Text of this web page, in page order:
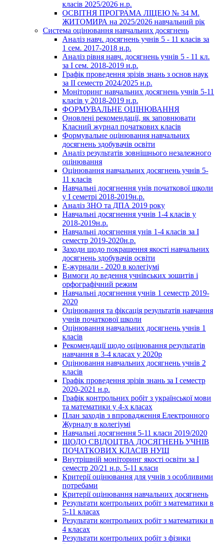
класів 2025/2026 н.р.
ОСВІТНЯ ПРОГРАМА ЛІЦЕЮ № 34 М.
ЖИТОМИРА на 2025/2026 навчальний рік
Система оцінювання навчальних досягнень
Аналіз навч. досягнень учнів 5 - 11 класів за
1 сем. 2017-2018 н.р.
Аналіз рівня навч. досягнень учнів 5 - 11 кл.
за І сем. 2018-2019 н.р.
Графік проведення зрізів знань з основ наук
за ІІ семестр 2024/2025 н.р.
Моніторинг навчальних досягнень учнів 5-11
класів у 2018-2019 н.р.
ФОРМУВАЛЬНЕ ОЦІНЮВАННЯ
Оновлені рекомендації, як заповнювати
Класний журнал початкових класів
Формувальне оцінювання навчальних
досягнень здобувачів освіти
Аналіз результатів зовнішнього незалежного
оцінювання
Оцінювання навчальних досягнень учнів 5-
11 класів
Навчальні досягнення унів початкової щколи
у І семетрі 2018-2019н.р.
Аналіз ЗНО та ДПА 2019 року
Навчальні досягнення учнів 1-4 класів у
2018-2019н.р.
Навчальні досягнення унів 1-4 класів за І
семестр 2019-2020н.р.
Заходи щодо покращення якості навчальних
досягнень здобувачів освіти
Е-журнали - 2020 в колегіумі
Вимоги до ведення учнівських зошитів і
орфографічний режим
Навчальні досягнення учнів 1 семестр 2019-
2020
Оцінювання та фіксація результатів навчання
учнів початкової школи
Оцінювання навчальних досягнень учнів 1
класів
Рекомендації щодо оцінювання результатів
навчання в 3-4 класах у 2020р
Оцінювання навчальних досягнень учнів 2
класів
Графік проведення зрізів знань за І семестр
2020-2021 н.р.
Графік контрольних робіт з української мови
та математики у 4-х класах
План заходів з впровадження Електронного
Журналу в колегіумі
Навчальні досягнення 5-11 класи 2019/2020
ЩОДО СВІДОЦТВА ДОСЯГНЕНЬ УЧНІВ
ПОЧАТКОВИХ КЛАСІВ НУШ
Внутрішній моніторинг якості освіти за І
семестр 20/21 н.р. 5-11 класи
Критерії оцінювання для учнів з особливими
потребами
Критерії оцінювання навчальних досягнень
Результати контрольних робіт з математики в
5-11 класах
Результати контрольних робіт з математики в
4 класах
Результати контрольних робіт з фізики